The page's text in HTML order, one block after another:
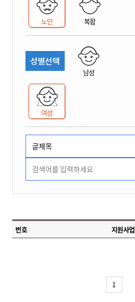
노인 복합
성별선택
남성
여성
번호 지원사업
1